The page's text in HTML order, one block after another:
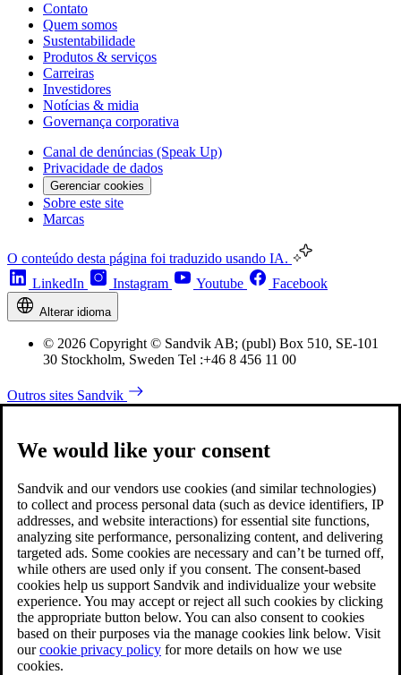
Contato
Quem somos
Sustentabilidade
Produtos & serviços
Carreiras
Investidores
Notícias & midia
Governança corporativa
Canal de denúncias (Speak Up)
Privacidade de dados
Gerenciar cookies
Sobre este site
Marcas
O conteúdo desta página foi traduzido usando IA.
LinkedIn
Instagram Youtube Facebook
Alterar idioma
© 2026 Copyright © Sandvik AB; (publ) Box 510, SE-101
30 Stockholm, Sweden Tel :+46 8 456 11 00
Outros sites Sandvik
We would like your consent
Sandvik and our vendors use cookies (and similar technologies)
to collect and process personal data (such as device identifiers, IP
addresses, and website interactions) for essential site functions,
analyzing site performance, personalizing content, and delivering
targeted ads. Some cookies are necessary and can’t be turned off,
while others are used only if you consent. The consent-based
cookies help us support Sandvik and individualize your website
experience. You may accept or reject all such cookies by clicking
the appropriate button below. You can also consent to cookies
based on their purposes via the manage cookies link below. Visit
ourcookie privacy policy for more details on how we use
cookies.